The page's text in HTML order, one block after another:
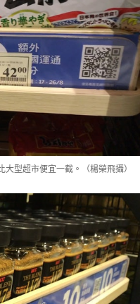
型超市便宜一截。（楊榮飛攝）